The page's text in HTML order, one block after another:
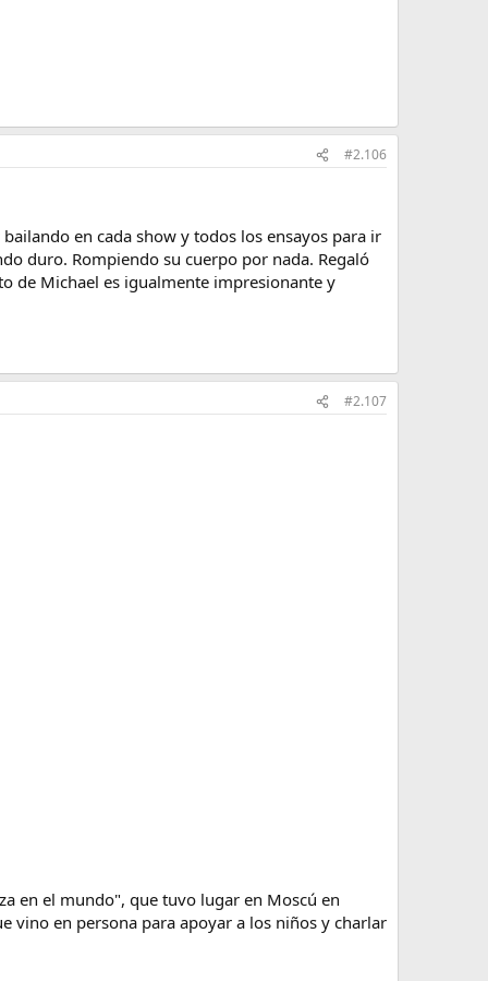
#2.106
en cada show y todos los ensayos para ir
duro. Rompiendo su cuerpo por nada. Regaló
de Michael es igualmente impresionante y
#2.107
en el mundo", que tuvo lugar en Moscú en
vino en persona para apoyar a los niños y charlar